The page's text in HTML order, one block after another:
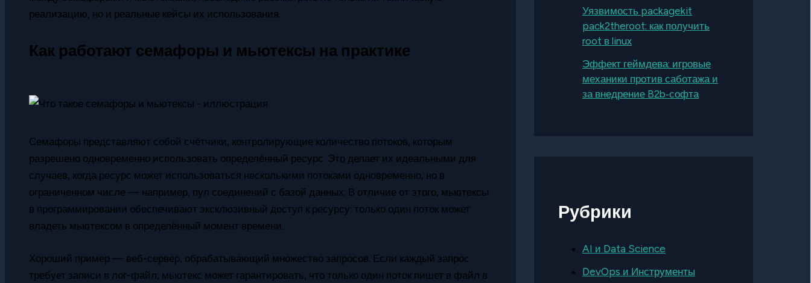
реализацию, но и реальные кейсы их использования.
Как работают семафоры и мьютексы на практике
Семафоры представляют собой счётчики, контролирующие количество потоков, которым
разрешено одновременно использовать определённый ресурс. Это делает их идеальными для
случаев, когда ресурс может использоваться несколькими потоками одновременно, но в
ограниченном числе — например, пул соединений с базой данных. В отличие от этого, мьютексы
в программировании обеспечивают эксклюзивный доступ к ресурсу: только один поток может
владеть мьютексом в определённый момент времени.
Хороший пример — веб-сервер, обрабатывающий множество запросов. Если каждый запрос
требует записи в лог-файл, мьютекс может гарантировать, что только один поток пишет в файл в
Уязвимость packagekit
pack2theroot: как получить
root в linux
Эффект геймдева: игровые
механики против саботажа и
за внедрение B2b‑софта
Рубрики
AI и Data Science
DevOps и Инструменты